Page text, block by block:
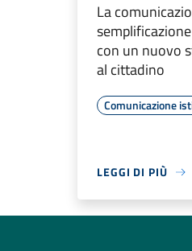
La
con un nuovo
al cittadino
Comunicazione
LEGGI DI PIÙ